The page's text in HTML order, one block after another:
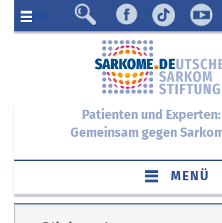
Menü
Patienten und Experten:
Gemeinsam gegen
MENÜ